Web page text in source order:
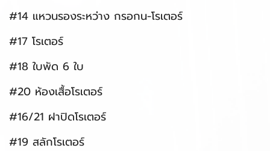
#14 แหวนรองระหว่าง กรอกน-โรเตอร์
#17 โรเตอร์
#18 ใบพัด 6 ใบ
#20 ห้องเสื้อโรเตอร์
#16/21 ฝาปิดโรเตอร์
#19 สลักโรเตอร์